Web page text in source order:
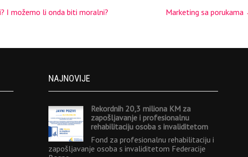
I možemo li onda biti moralni? Marketing sa porukama
NAJNOVIJE
Rekordnih 20,3 miliona KM za
zapošljavanje i profesionalnu
rehabilitaciju osoba s invaliditetom
Fond za profesionalnu rehabilitaciju i
zapošljavanje osoba s invaliditetom Federacije